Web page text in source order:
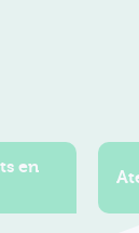
en